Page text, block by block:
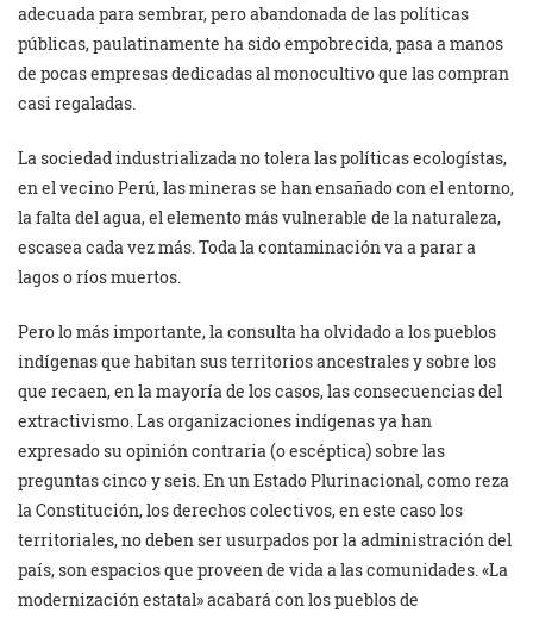
adecuada para sembrar, pero abandonada de las políticas
públicas, paulatinamente ha sido empobrecida, pasa a manos
de pocas empresas dedicadas al monocultivo que las compran
casi regaladas.
La sociedad industrializada no tolera las políticas ecologístas,
en el vecino Perú, las mineras se han ensañado con el entorno,
la falta del agua, el elemento más vulnerable de la naturaleza,
escasea cada vez más. Toda la contaminación va a parar a
lagos o ríos muertos.
Pero lo más importante, la consulta ha olvidado a los pueblos
indígenas que habitan sus territorios ancestrales y sobre los
que recaen, en la mayoría de los casos, las consecuencias del
extractivismo. Las organizaciones indígenas ya han
expresado su opinión contraria (o escéptica) sobre las
preguntas cinco y seis. En un Estado Plurinacional, como reza
la Constitución, los derechos colectivos, en este caso los
territoriales, no deben ser usurpados por la administración del
país, son espacios que proveen de vida a las comunidades. «La
modernización estatal» acabará con los pueblos de